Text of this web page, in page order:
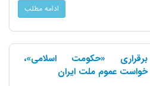
ادامه مطلب
برقراری «حکومت اسلامی»،
خواست عموم ملت ایران